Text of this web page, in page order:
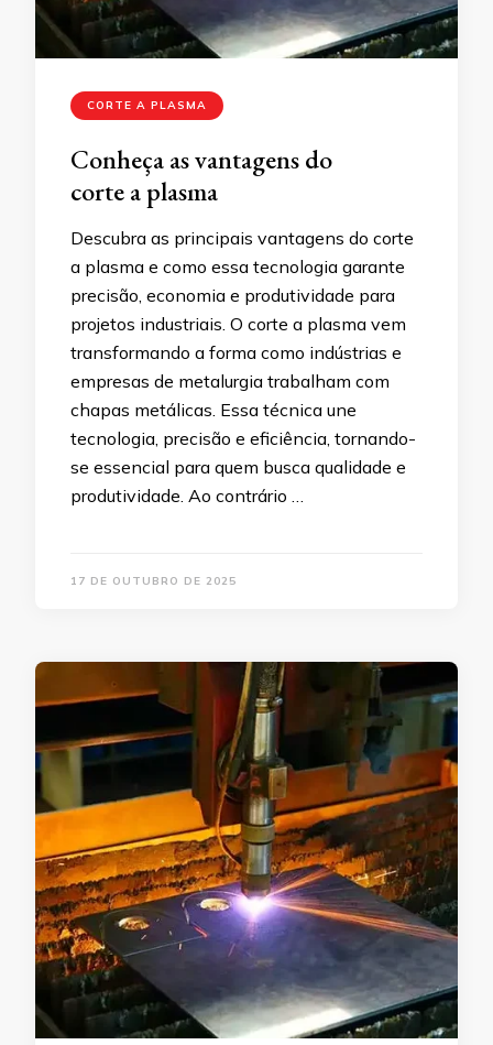
CORTE A PLASMA
Conheça as vantagens do
corte a plasma
Descubra as principais vantagens do corte
a plasma e como essa tecnologia garante
precisão, economia e produtividade para
projetos industriais. O corte a plasma vem
transformando a forma como indústrias e
empresas de metalurgia trabalham com
chapas metálicas. Essa técnica une
tecnologia, precisão e eficiência, tornando-
se essencial para quem busca qualidade e
produtividade. Ao contrário …
17 DE OUTUBRO DE 2025